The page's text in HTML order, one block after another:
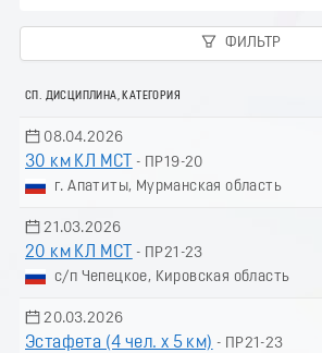
ФИЛЬТР
СП. ДИСЦИПЛИНА, КАТЕГОРИЯ
08.04.2026
30 км КЛ МСТ
- ПР19-20
г. Апатиты, Мурманская область
21.03.2026
20 км КЛ МСТ
- ПР21-23
с/п Чепецкое, Кировская область
20.03.2026
Эстафета (4 чел. х 5 км) - ПР21-23